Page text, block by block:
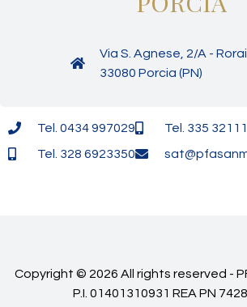
Via S. Agnese, 2/A -
33080 Porcia (PN)
Tel. 0434 997029
Tel. 335
Tel. 328 6923350
Copyright © 2026 All rights reserved -
P.I. 01401310931 REA PN